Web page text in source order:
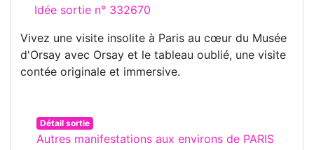
Idée sortie n° 332670
Vivez une visite insolite à Paris au cœur du Musée
d'Orsay avec Orsay et le tableau oublié, une visite
contée originale et immersive.
Détail sortie
Autres manifestations aux environs de PARIS